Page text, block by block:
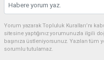
Yorum yazarak Topluluk Kuralları’nı
sitesine yaptığınız yorumunuzla ilgili
başınıza üstleniyorsunuz. Yazılan
sorumlu tutulamaz.